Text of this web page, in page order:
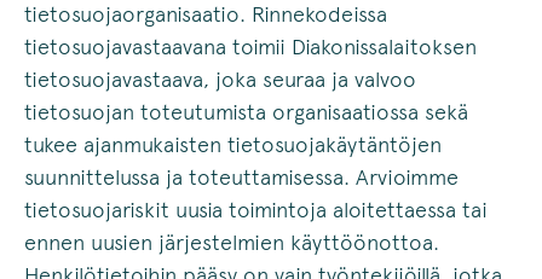
tietosuojaorganisaatio. Rinnekodeissa
tietosuojavastaavana toimii Diakonissalaitoksen
tietosuojavastaava, joka seuraa ja valvoo
tietosuojan toteutumista organisaatiossa sekä
tukee ajanmukaisten tietosuojakäytäntöjen
suunnittelussa ja toteuttamisessa. Arvioimme
tietosuojariskit uusia toimintoja aloitettaessa tai
ennen uusien järjestelmien käyttöönottoa.